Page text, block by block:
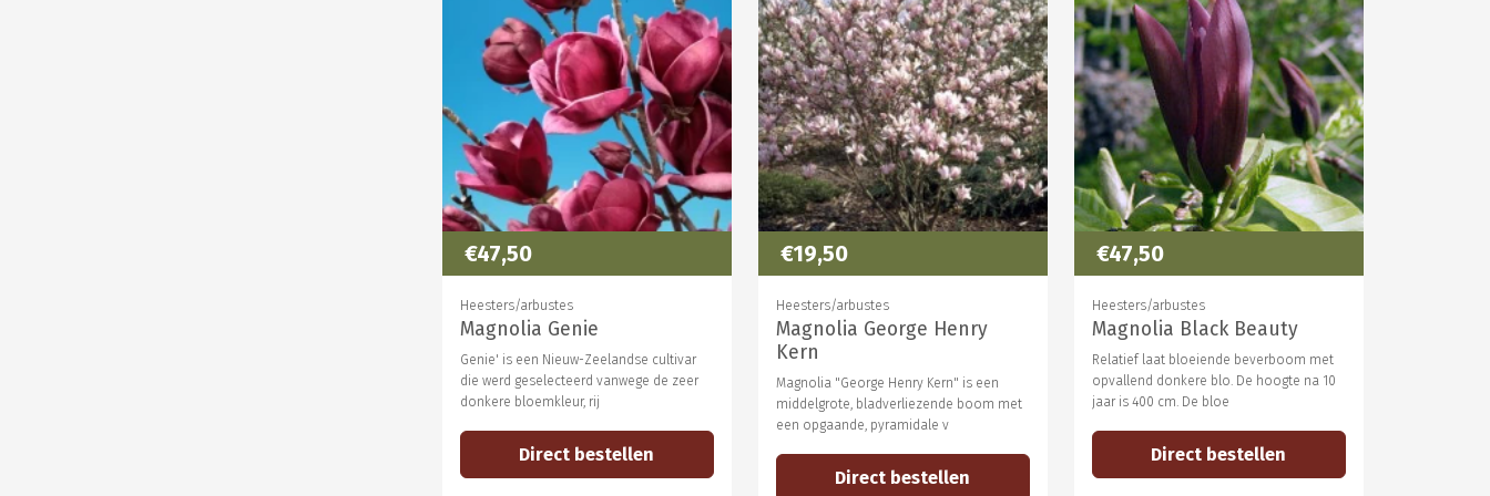
€47,50
Heesters/arbustes
Magnolia Genie
Genie' is een Nieuw-Zeelandse cultivar
die werd geselecteerd vanwege de zeer
donkere bloemkleur, rij
Direct bestellen
€19,50
Heesters/arbustes
Magnolia George Henry
Kern
Magnolia "George Henry Kern" is een
middelgrote, bladverliezende boom met
een opgaande, pyramidale v
Direct bestellen
€47,50
Heesters/arbustes
Magnolia Black Beauty
Relatief laat bloeiende beverboom met
opvallend donkere blo. De hoogte na 10
jaar is 400 cm. De bloe
Direct bestellen